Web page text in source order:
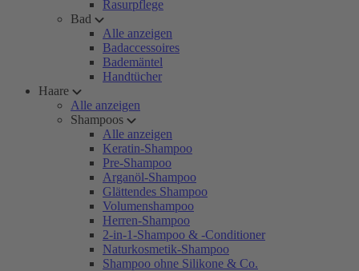
Rasurpflege
Bad
Alle anzeigen
Badaccessoires
Bademäntel
Handtücher
Haare
Alle anzeigen
Shampoos
Alle anzeigen
Keratin-Shampoo
Pre-Shampoo
Arganöl-Shampoo
Glättendes Shampoo
Volumenshampoo
Herren-Shampoo
2-in-1-Shampoo & -Conditioner
Naturkosmetik-Shampoo
Shampoo ohne Silikone & Co.